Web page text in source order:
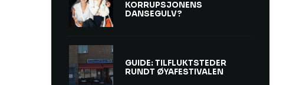
KORRUPSJONENS
DANSEGULV?
GUIDE: TILFLUKTSTEDER
RUNDT ØYAFESTIVALEN